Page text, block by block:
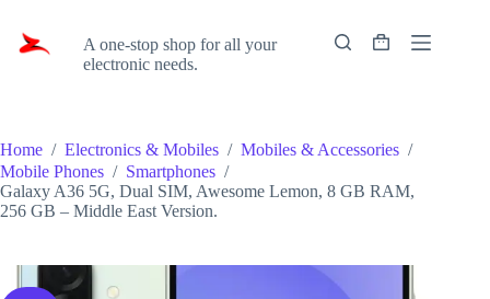
content
A one-stop shop for all your
electronic needs.
Shopping
Home / Electronics & Mobiles / Mobiles & Accessories /
Mobile Phones / Smartphones /
Galaxy A36 5G, Dual SIM, Awesome Lemon, 8 GB RAM,
256 GB – Middle East Version.